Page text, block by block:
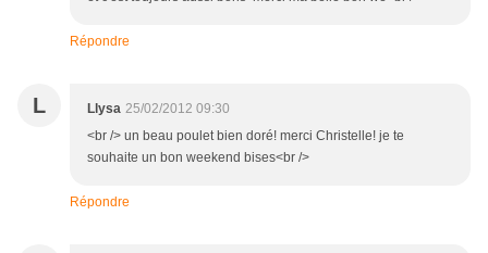
Répondre
L Llysa 25/02/2012 09:30
<br /> un beau poulet bien doré! merci Christelle! je te
souhaite un bon weekend bises<br />
Répondre